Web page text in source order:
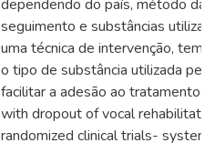
dependendo do país, método da
seguimento e substâncias
uma técnica de intervenção,
o tipo de substância utilizada
facilitar a adesão ao tratamento.
with dropout of vocal
randomized clinical trials-